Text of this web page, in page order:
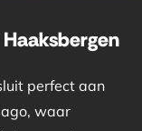
perfect aan
waar